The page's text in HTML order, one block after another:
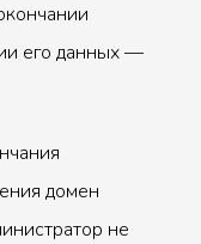
его данных —
домен
не